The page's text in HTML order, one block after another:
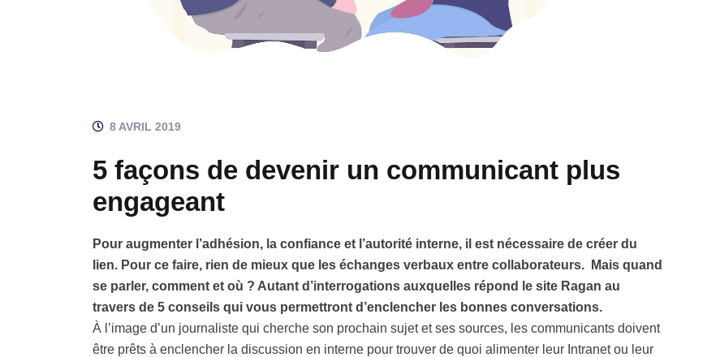
8 AVRIL 2019
5 façons de devenir un communicant plus
engageant
Pour augmenter l’adhésion, la confiance et l’autorité interne, il est nécessaire de créer du
lien. Pour ce faire, rien de mieux que les échanges verbaux entre collaborateurs.
Mais quand
se parler, comment et où ? Autant d’interrogations auxquelles répond le site Ragan au
travers de 5 conseils qui vous permettront d’enclencher les bonnes conversations.
À l’image d’un journaliste qui cherche son prochain sujet et ses sources, les communicants doivent
être prêts à enclencher la discussion en interne pour trouver de quoi alimenter leur Intranet ou leur